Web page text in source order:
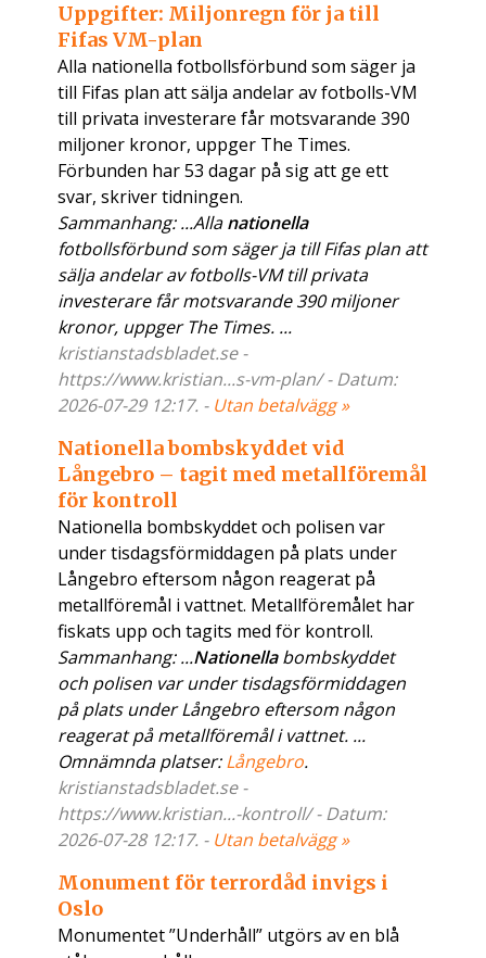
Uppgifter: Miljonregn för ja till
Fifas VM-plan
Alla nationella fotbollsförbund som säger ja
till Fifas plan att sälja andelar av fotbolls-VM
till privata investerare får motsvarande 390
miljoner kronor, uppger The Times.
Förbunden har 53 dagar på sig att ge ett
svar, skriver tidningen.
Sammanhang: ...Allanationella
fotbollsförbund som säger ja till Fifas plan att
sälja andelar av fotbolls-VM till privata
investerare får motsvarande 390 miljoner
kronor, uppger The Times. ...
kristianstadsbladet.se -
https://www.kristian...s-vm-plan/ - Datum:
2026-07-29 12:17. - Utan betalvägg »
Nationella bombskyddet vid
Långebro – tagit med metallföremål
för kontroll
Nationella bombskyddet och polisen var
under tisdagsförmiddagen på plats under
Långebro eftersom någon reagerat på
metallföremål i vattnet. Metallföremålet har
fiskats upp och tagits med för kontroll.
Sammanhang: ...Nationellabombskyddet
och polisen var under tisdagsförmiddagen
på plats under Långebro eftersom någon
reagerat på metallföremål i vattnet. ...
Omnämnda platser:Långebro.
kristianstadsbladet.se -
https://www.kristian...-kontroll/ - Datum:
2026-07-28 12:17. - Utan betalvägg »
Monument för terrordåd invigs i
Oslo
Monumentet ”Underhåll” utgörs av en blå